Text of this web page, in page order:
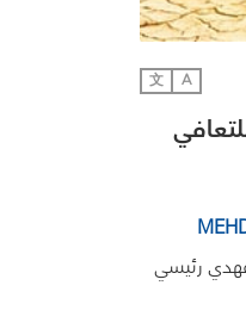
A
文
رئيسي